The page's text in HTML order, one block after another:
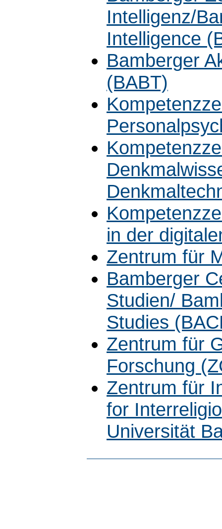
Intelligenz/
Intelligence
Bamberger
(BABT)
in der
Zentrum für
Bamberger
Studien/
Studies
Zentrum für
Forschung
Zentrum für
for
Universität